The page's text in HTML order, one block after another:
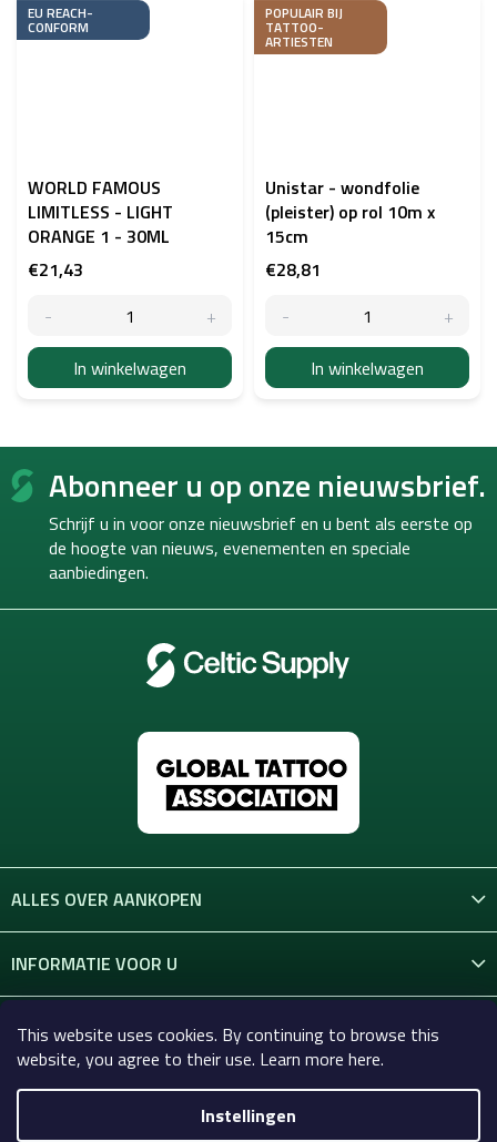
This website uses cookies. By continuing to browse this
website, you agree to their use. Learn more here.
Instellingen
EU REACH-
CONFORM
WORLD FAMOUS
LIMITLESS - LIGHT
ORANGE 1 - 30ML
€21,43
In winkelwagen
POPULAIR BIJ
TATTOO-
ARTIESTEN
Unistar - wondfolie
(pleister) op rol 10m x
15cm
€28,81
In winkelwagen
F
Abonneer u op onze nieuwsbrief.
Schrijf u in voor onze nieuwsbrief en u bent als eerste op
de hoogte van nieuws, evenementen en speciale
aanbiedingen.
ALLES OVER AANKOPEN
INFORMATIE VOOR U
CONTACT